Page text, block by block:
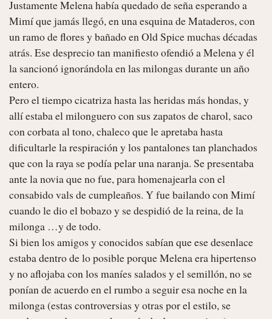
Justamente Melena había quedado de seña esperando a
Mimí que jamás llegó, en una esquina de Mataderos, con
un ramo de flores y bañado en Old Spice muchas décadas
atrás. Ese desprecio tan manifiesto ofendió a Melena y él
la sancionó ignorándola en las milongas durante un año
entero.
Pero el tiempo cicatriza hasta las heridas más hondas, y
allí estaba el milonguero con sus zapatos de charol, saco
con corbata al tono, chaleco que le apretaba hasta
dificultarle la respiración y los pantalones tan planchados
que con la raya se podía pelar una naranja. Se presentaba
ante la novia que no fue, para homenajearla con el
consabido vals de cumpleaños. Y fue bailando con Mimí
cuando le dio el bobazo y se despidió de la reina, de la
milonga …y de todo.
Si bien los amigos y conocidos sabían que ese desenlace
estaba dentro de lo posible porque Melena era hipertenso
y no aflojaba con los maníes salados y el semillón, no se
ponían de acuerdo en el rumbo a seguir esa noche en la
milonga (estas controversias y otras por el estilo, se